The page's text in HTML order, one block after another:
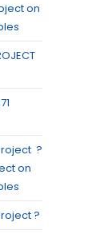
on
?
on
?